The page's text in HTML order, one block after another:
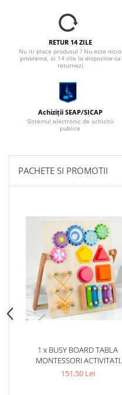
RETUR 14 ZILE
Nu iti place produsul ? Nu este nicio
problema, ai 14 zile la dispozitie sa
returnezi
Achiziții SEAP/SICAP
Sistemul electronic de achizitii
publice
PACHETE SI PROMOTII
1 x BUSY BOARD TABLA
MONTESSORI ACTIVITATI
MULTIPLE PENTRU
151,50 Lei